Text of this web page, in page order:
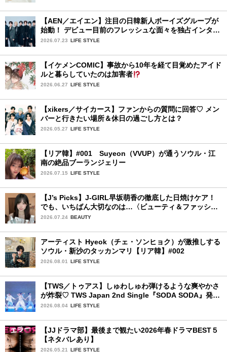
【AEN／エイエン】注目の日韓新人ボーイズグループが
始動！ デビュー目前のフレッシュな面々を独占インタビ
ュー。7人の魅力に迫ります♪
2026.07.23 LIFE STYLE
【イケメンCOMIC】事故から10年を経て目覚めたアイド
ルと暮らしていたのは加害者
2026.06.27 LIFE STYLE
【xikers／サイカース】ファンからの質問に回答♡ メン
バーと行きたい場所＆休日の過ごし方とは？
2026.05.27 LIFE STYLE
【リア韓】#001 Suyeon（VVUP）が通うソウル・江
南の絶品ブーランジェリー
2026.07.15 LIFE STYLE
【J’s Picks】J-GIRL早坂萌香の徹底した日焼けケア！
でも、いちばん大切なのは…〈ビューティ＆ファッショ
ン夏の必需品〉
2026.07.24 BEAUTY
アーティスト Hyeok（チェ・ソンヒョク）が激推しする
ソウル・新沙のタッカンマリ【リア韓】#002
2026.08.01 LIFE STYLE
【TWS／トゥアス】しゅわしゅわ弾けるような爽やかさ
が炸裂♡ TWS Japan 2nd Single『SODA SODA』発売
記念SPECIAL SHOWCASEを詳細レポ
2026.08.04 LIFE STYLE
【JJドラマ部】最後まで観たい2026年春ドラマBEST５
【ネタバレあり】
2026.05.21 LIFE STYLE